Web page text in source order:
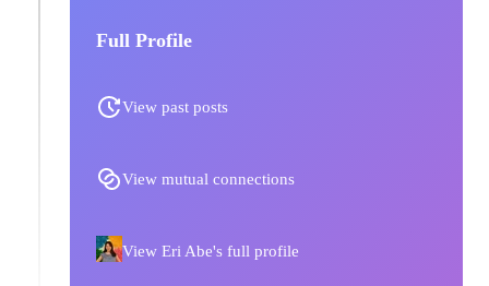
Full Profile
View past posts
View mutual connections
View Eri Abe's full profile